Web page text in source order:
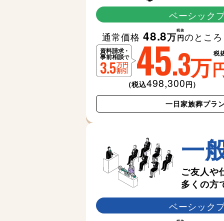
ベーシック
通常価格 48.8万円
税抜のところ
45.3万 税
（税込498,300円）
一日家族葬プラ
一
ご友人や
多くの方
ベーシック